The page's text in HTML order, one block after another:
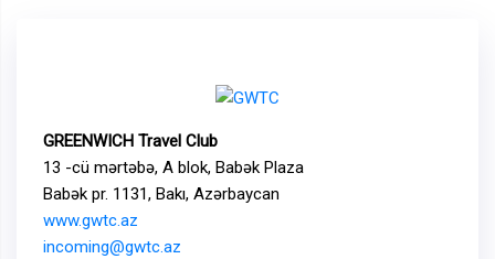
GREENWICH Travel Club
13 -cü mərtəbə, A blok, Babək Plaza
Babək pr. 1131, Bakı, Azərbaycan
www.gwtc.az
incoming@gwtc.az